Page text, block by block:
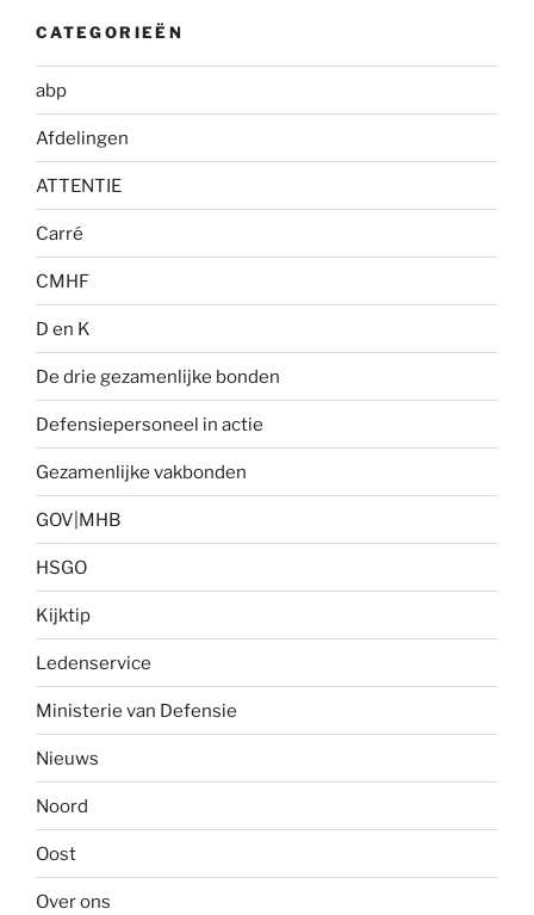
CATEGORIEËN
abp
Afdelingen
ATTENTIE
Carré
CMHF
D en K
De drie gezamenlijke bonden
Defensiepersoneel in actie
Gezamenlijke vakbonden
GOV|MHB
HSGO
Kijktip
Ledenservice
Ministerie van Defensie
Nieuws
Noord
Oost
Over ons